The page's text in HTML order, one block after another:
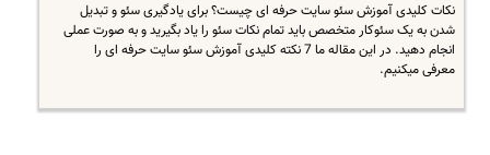
نکات کلیدی آموزش سئو سایت حرفه ای چیست؟ برای یادگیری سئو و تبدیل
شدن به یک سئوکار متخصص باید تمام نکات سئو را یاد بگیرید و به صورت عملی
انجام دهید. در این مقاله ما 7 نکته کلیدی آموزش سئو سایت حرفه ای را
معرفی میکنیم.